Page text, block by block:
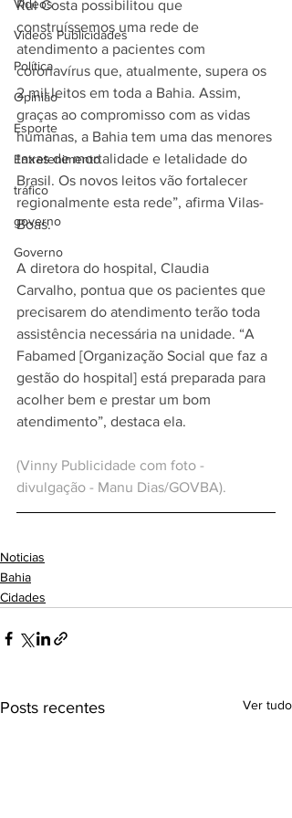
Videos
Videos Publicidades
Política
Opinião
Esporte
Entretenimento
tráfico
governo
Governo
Rui Costa possibilitou que
construíssemos uma rede de
atendimento a pacientes com
coronavírus que, atualmente, supera os
2 mil leitos em toda a Bahia. Assim,
graças ao compromisso com as vidas
humanas, a Bahia tem uma das menores
taxas de mortalidade e letalidade do
Brasil. Os novos leitos vão fortalecer
regionalmente esta rede”, afirma Vilas-
Boas.
A diretora do hospital, Claudia
Carvalho, pontua que os pacientes que
precisarem do atendimento terão toda
assistência necessária na unidade. “A
Fabamed [Organização Social que faz a
gestão do hospital] está preparada para
acolher bem e prestar um bom
atendimento”, destaca ela.
(Vinny Publicidade com foto -
divulgação - Manu Dias/GOVBA).
Noticias
Bahia
Cidades
Posts recentes Ver tudo